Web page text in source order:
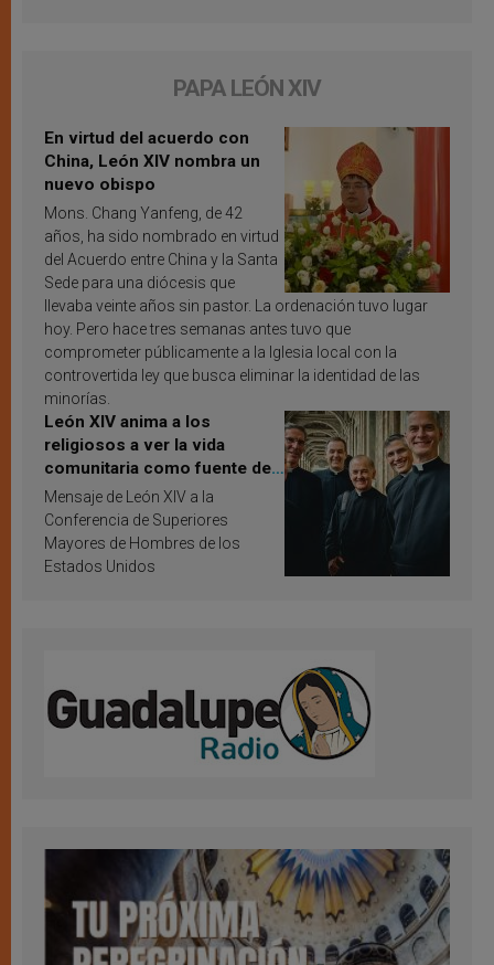
PAPA LEÓN XIV
En virtud del acuerdo con
China, León XIV nombra un
nuevo obispo
Mons. Chang Yanfeng, de 42
años, ha sido nombrado en virtud
del Acuerdo entre China y la Santa
Sede para una diócesis que
llevaba veinte años sin pastor. La ordenación tuvo lugar
hoy. Pero hace tres semanas antes tuvo que
comprometer públicamente a la Iglesia local con la
controvertida ley que busca eliminar la identidad de las
minorías.
León XIV anima a los
religiosos a ver la vida
comunitaria como fuente de
inspiración y santificación
Mensaje de León XIV a la
Conferencia de Superiores
Mayores de Hombres de los
Estados Unidos